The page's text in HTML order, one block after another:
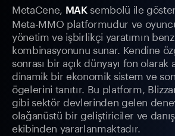
MetaCene, MAKsembolü ile
Meta-MMO platformudur ve
yönetim ve işbirlikçi yaratımın
kombinasyonunu sunar. Kendine
sonrası bir açık dünyayı fon olarak
dinamik bir ekonomik sistem ve
ögelerini tanıtır. Bu platform,
gibi sektör devlerinden gelen
olağanüstü bir geliştiriciler ve
ekibinden yararlanmaktadır.